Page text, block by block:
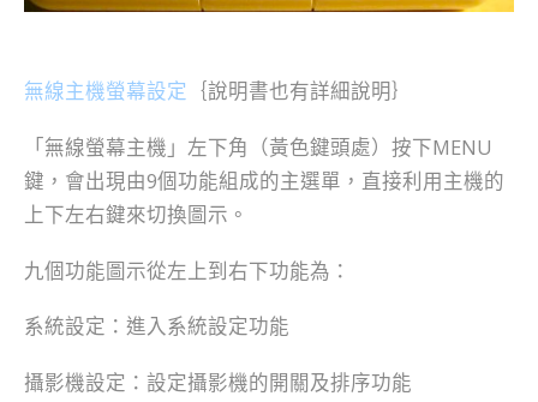
無線主機螢幕設定 ｛說明書也有詳細說明｝
「無線螢幕主機」左下角（黃色鍵頭處）按下MENU
鍵，會出現由9個功能組成的主選單，直接利用主機的
上下左右鍵來切換圖示。
九個功能圖示從左上到右下功能為：
系統設定：進入系統設定功能
攝影機設定：設定攝影機的開關及排序功能